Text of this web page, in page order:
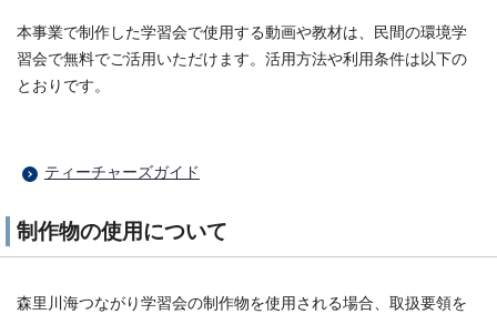
本事業で制作した学習会で使用する動画や教材は、民間の環境学
習会で無料でご活用いただけます。活用方法や利用条件は以下の
とおりです。
ティーチャーズガイド
制作物の使用について
森里川海つながり学習会の制作物を使用される場合、取扱要領を